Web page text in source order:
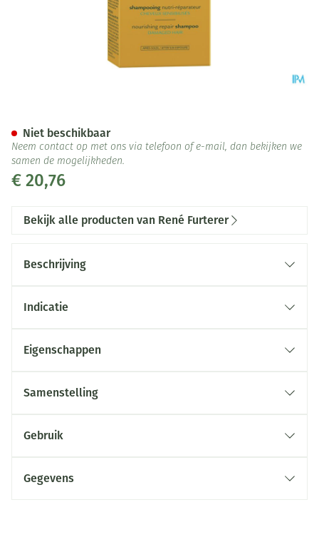
€ 20,76
Niet beschikbaar
Neem contact op met ons via telefoon of e-mail, dan bekijken we
samen de mogelijkheden.
Bekijk alle producten van René Furterer
Beschrijving
Indicatie
Eigenschappen
Samenstelling
Gebruik
Gegevens